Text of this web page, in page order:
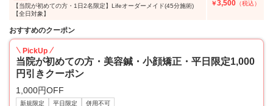
【当院が初めての方・1日2名限定】Lifeオーダーメイド(45分施術)
【全日対象】
￥3,500 （税込）
おすすめのクーポン
PickUp
当院が初めての方・美容鍼・小顔矯正・平日限定1,000
円引きクーポン
1,000円OFF
新規限定 平日限定 併用不可